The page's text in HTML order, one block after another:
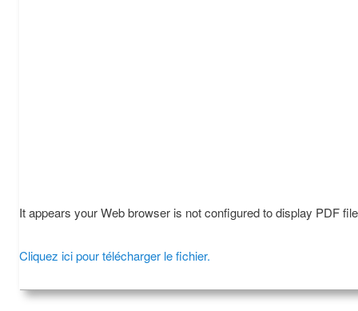
It appears your Web browser is not configured to display PDF
Cliquez ici pour télécharger le fichier.